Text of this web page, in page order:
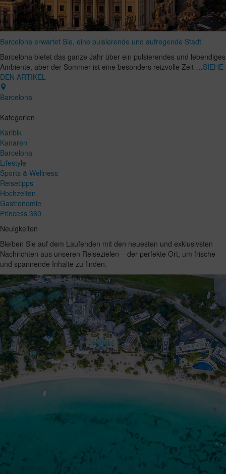
Barcelona erwartet Sie, eine pulsierende und aufregende Stadt
Barcelona bietet das ganze Jahr über ein pulsierendes und lebendiges
Ambiente, aber der Sommer ist eine besonders reizvolle Zeit …SIEHE
DEN ARTIKEL
Barcelona
Kategorien
Karibik
Kanaren
Barcelona
Lifestyle
Sports & Wellness
Reisetipps
Hochzeiten
Gastronomie
Princess 360
Neuigkeiten
Bleiben Sie auf dem Laufenden mit den neuesten und exklusivsten
Nachrichten aus unseren Reisezielen – der perfekte Ort, um frische
und spannende Inhalte zu finden.